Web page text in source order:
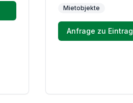
Mietobjekte
Anfrage zu Eintrag